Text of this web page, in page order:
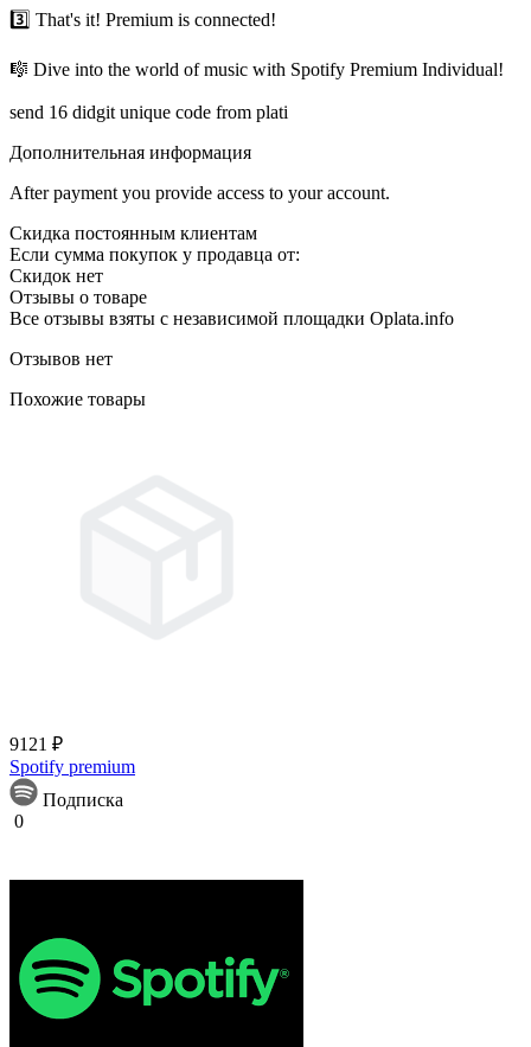
3️⃣ That's it! Premium is connected!
🎼 Dive into the world of music with Spotify Premium Individual!
send 16 didgit unique code from plati
Дополнительная информация
After payment you provide access to your account.
Скидка постоянным клиентам
Если сумма покупок у продавца от:
Скидок нет
Отзывы о товаре
Все отзывы взяты с независимой площадки Oplata.info
Отзывов нет
Похожие товары
9121 ₽
Spotify premium
Подписка
0